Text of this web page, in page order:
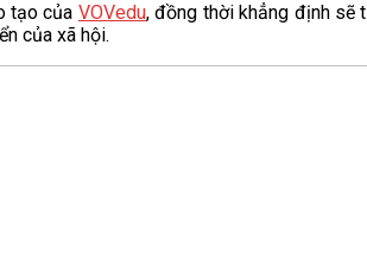
tạo của VOVedu, đồng thời khẳng định sẽ
của xã hội.